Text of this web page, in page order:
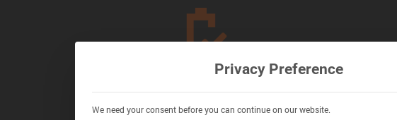
物理
Privacy Preference
We need your consent before you can continue on our website.